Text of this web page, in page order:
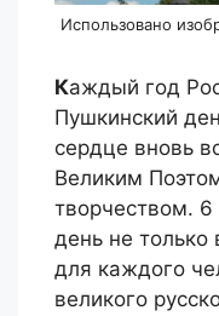
Использовано
Каждый год
Пушкинский
сердце вновь
Великим
творчеством.
день не только
для каждого
великого